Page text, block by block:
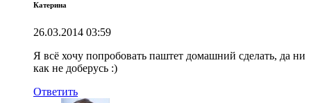
Катерина
26.03.2014 03:59
Я всё хочу попробовать паштет домашний сделать, да ни
как не доберусь :)
Ответить